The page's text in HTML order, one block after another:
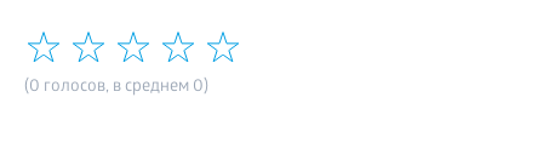
(0 голосов, в среднем 0)